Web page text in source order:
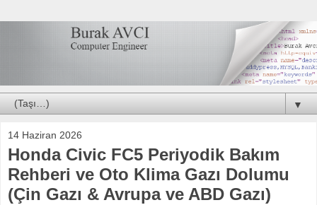
▼
14 Haziran 2026
Honda Civic FC5 Periyodik Bakım
Rehberi ve Oto Klima Gazı Dolumu
(Çin Gazı & Avrupa ve ABD Gazı)